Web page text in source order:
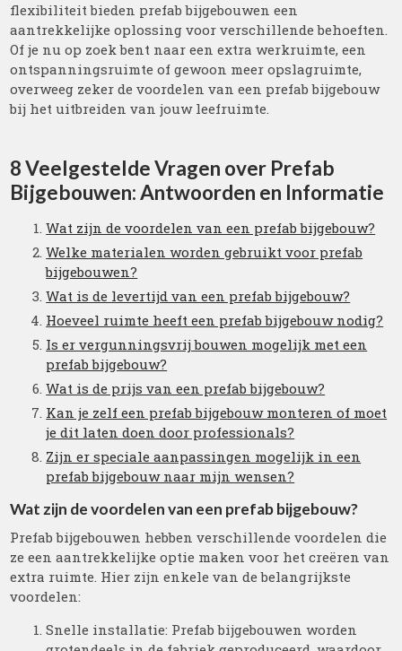
flexibiliteit bieden prefab bijgebouwen een
aantrekkelijke oplossing voor verschillende behoeften.
Of je nu op zoek bent naar een extra werkruimte, een
ontspanningsruimte of gewoon meer opslagruimte,
overweeg zeker de voordelen van een prefab bijgebouw
bij het uitbreiden van jouw leefruimte.
8 Veelgestelde Vragen over Prefab
Bijgebouwen: Antwoorden en Informatie
Wat zijn de voordelen van een prefab bijgebouw?
Welke materialen worden gebruikt voor prefab
bijgebouwen?
Wat is de levertijd van een prefab bijgebouw?
Hoeveel ruimte heeft een prefab bijgebouw nodig?
Is er vergunningsvrij bouwen mogelijk met een
prefab bijgebouw?
Wat is de prijs van een prefab bijgebouw?
Kan je zelf een prefab bijgebouw monteren of moet
je dit laten doen door professionals?
Zijn er speciale aanpassingen mogelijk in een
prefab bijgebouw naar mijn wensen?
Wat zijn de voordelen van een prefab bijgebouw?
Prefab bijgebouwen hebben verschillende voordelen die
ze een aantrekkelijke optie maken voor het creëren van
extra ruimte. Hier zijn enkele van de belangrijkste
voordelen:
Snelle installatie: Prefab bijgebouwen worden